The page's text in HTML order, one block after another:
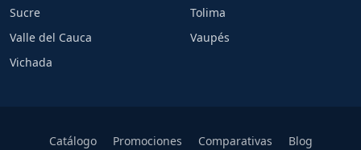
Sucre
Tolima
Valle del Cauca
Vaupés
Vichada
Catálogo Promociones Comparativas Blog